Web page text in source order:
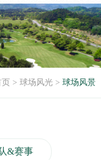
>球场风光 >球场风景
&赛事